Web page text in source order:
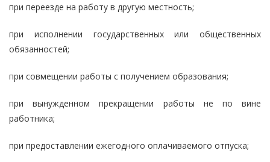
при переезде на работу в другую местность;
при исполнении государственных или общественных
обязанностей;
при совмещении работы с получением образования;
при вынужденном прекращении работы не по вине
работника;
при предоставлении ежегодного оплачиваемого отпуска;